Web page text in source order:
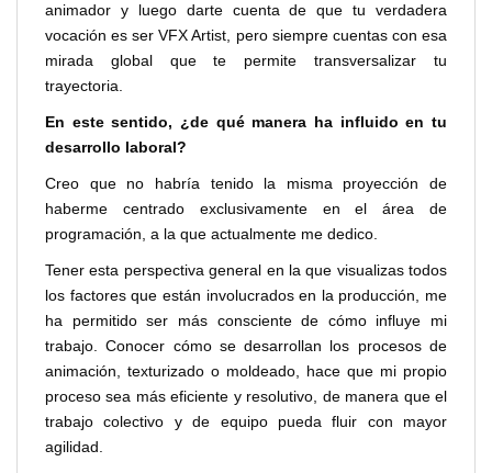
animador y luego darte cuenta de que tu verdadera
vocación es ser VFX Artist, pero siempre cuentas con esa
mirada global que te permite transversalizar tu
trayectoria.
En este sentido, ¿de qué manera ha influido en tu
desarrollo laboral?
Creo que no habría tenido la misma proyección de
haberme centrado exclusivamente en el área de
programación, a la que actualmente me dedico.
Tener esta perspectiva general en la que visualizas todos
los factores que están involucrados en la producción, me
ha permitido ser más consciente de cómo influye mi
trabajo. Conocer cómo se desarrollan los procesos de
animación, texturizado o moldeado, hace que mi propio
proceso sea más eficiente y resolutivo, de manera que el
trabajo colectivo y de equipo pueda fluir con mayor
agilidad.